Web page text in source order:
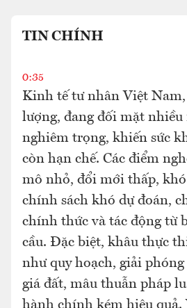
TIN CHÍNH
0:35
Kinh tế tư nhân Việt Nam,
lượng, đang đối mặt
nghiêm trọng, khiến sức
còn hạn chế. Các điểm
mô nhỏ, đổi mới thấp,
chính sách khó dự đoán,
chính thức và tác động từ
cầu. Đặc biệt, khâu thực
như quy hoạch, giải
giá đất, mâu thuẫn pháp
hành chính kém hiệu